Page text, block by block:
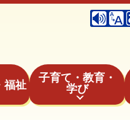
福祉
子育て・教育・
学び